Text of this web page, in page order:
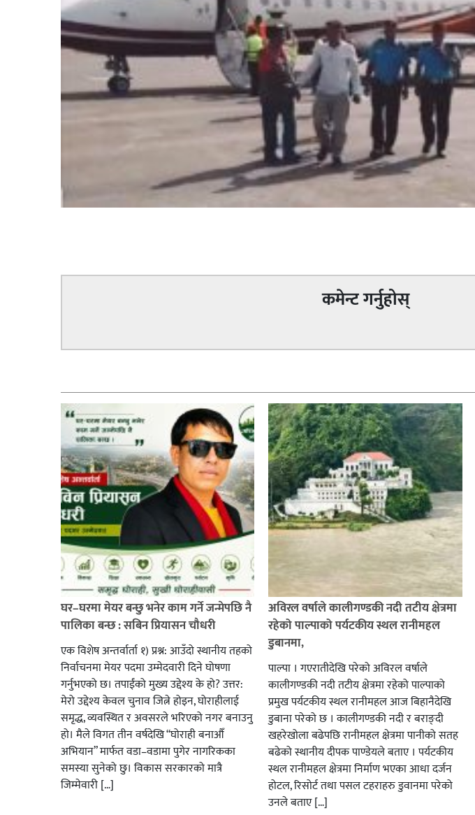
कमेन्ट गर्नुहोस्
घर–घरमा मेयर बन्छु भनेर काम गर्ने जन्मेपछि नै
पालिका बन्छ : सबिन प्रियासन चौधरी
एक विशेष अन्तर्वार्ता १) प्रश्न: आउँदो स्थानीय तहको
निर्वाचनमा मेयर पदमा उम्मेदवारी दिने घोषणा
गर्नुभएको छ। तपाईंको मुख्य उद्देश्य के हो? उत्तर:
मेरो उद्देश्य केवल चुनाव जित्ने होइन, घोराहीलाई
समृद्ध, व्यवस्थित र अवसरले भरिएको नगर बनाउनु
हो। मैले विगत तीन वर्षदेखि “घोराही बनाऔँ
अभियान” मार्फत वडा–वडामा पुगेर नागरिकका
समस्या सुनेको छु। विकास सरकारको मात्रै
जिम्मेवारी […]
अविरल वर्षाले कालीगण्डकी नदी तटीय क्षेत्रमा
रहेको पाल्पाको पर्यटकीय स्थल रानीमहल
डुबानमा,
पाल्पा । गएरातीदेखि परेको अविरल वर्षाले
कालीगण्डकी नदी तटीय क्षेत्रमा रहेको पाल्पाको
प्रमुख पर्यटकीय स्थल रानीमहल आज बिहानैदेखि
डुबाना परेको छ । कालीगण्डकी नदी र बराङ्दी
खहरेखोला बढेपछि रानीमहल क्षेत्रमा पानीको सतह
बढेको स्थानीय दीपक पाण्डेयले बताए । पर्यटकीय
स्थल रानीमहल क्षेत्रमा निर्माण भएका आधा दर्जन
होटल, रिसोर्ट तथा पसल टहराहरु डुवानमा परेको
उनले बताए […]